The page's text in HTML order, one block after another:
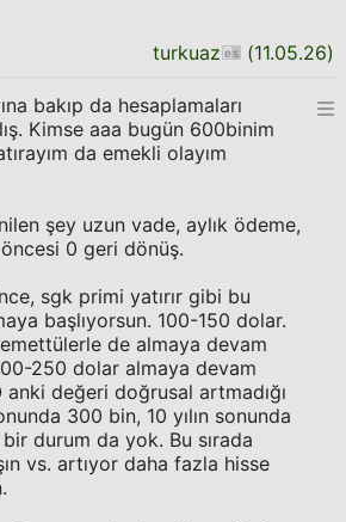
turkuaz (11.05.26)
bakıp da hesaplamaları
Kimse aaa bugün 600binim
da emekli olayım
şey uzun vade, aylık ödeme,
0 geri dönüş.
sgk primi yatırır gibi bu
başlıyorsun. 100-150 dolar.
de almaya devam
250 dolar almaya devam
anki değeri doğrusal artmadığı
300 bin, 10 yılın sonunda
durum da yok. Bu sırada
vs. artıyor daha fazla hisse